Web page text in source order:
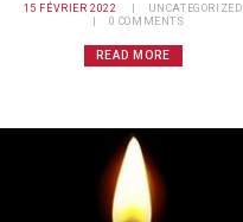
15 FÉVRIER 2022
UNCATEGORIZED
0 COMMENTS
READ MORE